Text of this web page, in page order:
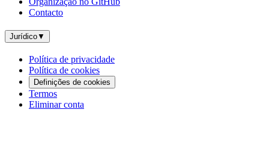
Contacto
Jurídico▼
Política de privacidade
Política de cookies
Definições de cookies
Termos
Eliminar conta